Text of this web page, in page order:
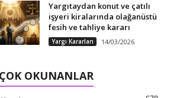
Yargıtaydan konut ve çatılı
işyeri kiralarında olağanüstü
fesih ve tahliye kararı
Yargı Kararları 14/03/2026
OKUNANLAR